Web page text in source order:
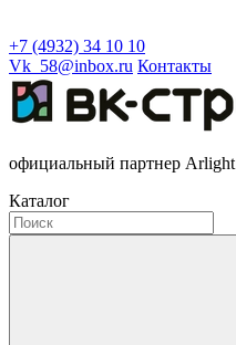
+7 (4932) 34 10 10
Vk_58@inbox.ru Контакты
официальный партнер Arlight
Каталог